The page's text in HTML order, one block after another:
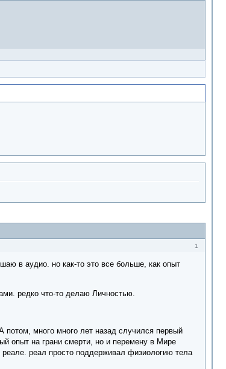
1
в аудио. но как-то это все больше, как опыт
редко что-то делаю Личностью.
много много лет назад случился первый
опыт на грани смерти, но и перемену в Мире
реале. реал просто поддерживал физиологию тела